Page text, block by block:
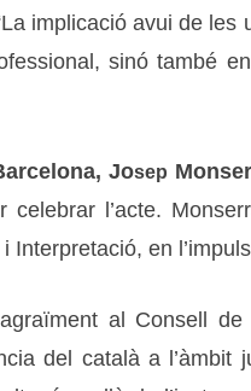
implicació avui de les
sinó també
Josep
l’acte.
en
al Consell de
del català a l’àmbit